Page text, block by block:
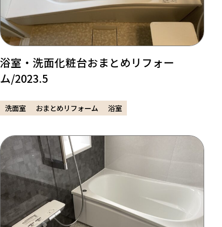
浴室・洗面化粧台おまとめリフォー
ム/2023.5
洗面室 おまとめリフォーム 浴室